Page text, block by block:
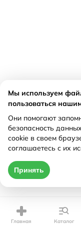
Главная Каталог
Мы используем
пользоваться
Они помогают
безопасность
cookie в своем
соглашаетесь с их
Принять